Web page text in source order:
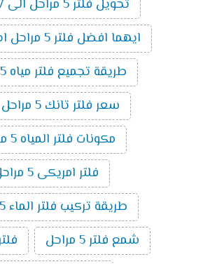
تحويل فلتر 5 مراحل الى 7 مراحل
ايهما افضل فلتر 5 مراحل ام 7 مراحل
طريقة تجميع فلتر مياه 5 مراحل
سعر فلتر تانك 5 مراحل 2019
مكونات فلتر المياه 5 مراحل
فلتر امريكى 5 مراحل
طريقة تركيب فلتر الماء 5 مراحل
شمع فلتر 5 مراحل